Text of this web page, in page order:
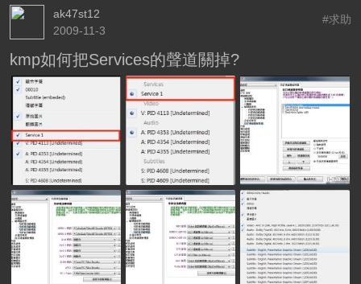
ak47st12
2009-11-3
#求助
kmp如何把Services的聲道關掉?